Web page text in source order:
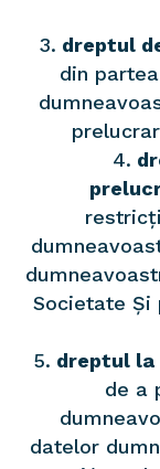
dreptul
din
Societate Și
dreptul
de a
datelor